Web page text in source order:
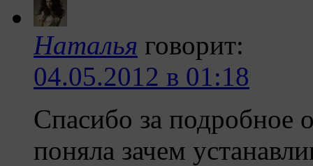
Наталья говорит:
04.05.2012 в 01:18
Спасибо за подробное
поняла зачем